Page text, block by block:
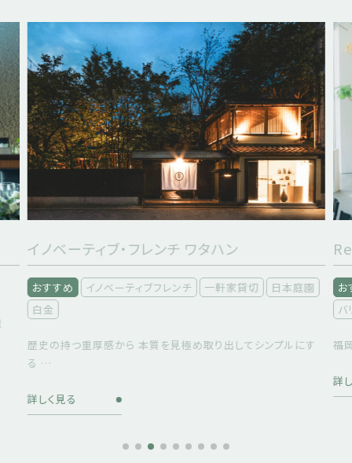
イノベーティブ・フレンチ ワタハン
おすすめ イノベーティブフレンチ 一軒家貸切
日本庭園
白金
歴史の持つ重厚感から 本質を見極め取り出してシンプルにす
る …
詳しく見る
お
バ
福
詳